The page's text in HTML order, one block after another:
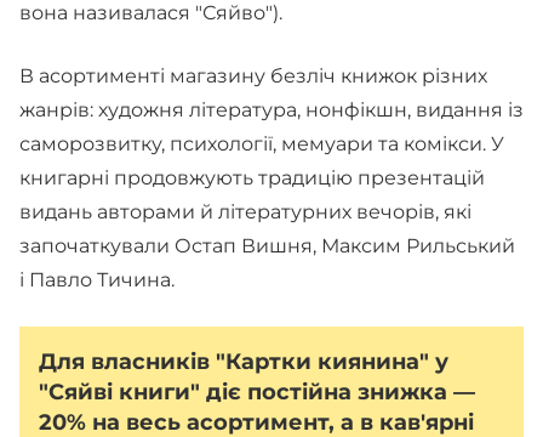
вона називалася "Сяйво").
В асортименті магазину безліч книжок різних
жанрів: художня література, нонфікшн, видання із
саморозвитку, психології, мемуари та комікси. У
книгарні продовжують традицію презентацій
видань авторами й літературних вечорів, які
започаткували Остап Вишня, Максим Рильський
і Павло Тичина.
Для власників "Картки киянина" у
"Сяйві книги" діє постійна знижка —
20% на весь асортимент, а в кав'ярні